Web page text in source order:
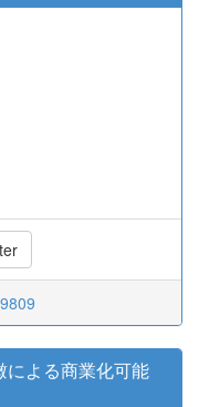
による商業化可能